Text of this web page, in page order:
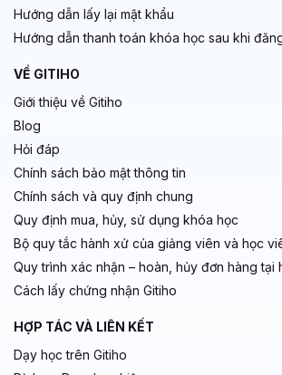
Hướng dẫn lấy lại mật khẩu
Hướng dẫn thanh toán khóa học sau khi
VỀ GITIHO
Giới thiệu về Gitiho
Blog
Hỏi đáp
Chính sách bảo mật thông tin
Chính sách và quy định chung
Quy định mua, hủy, sử dụng khóa học
Bộ quy tắc hành xử của giảng viên và học
Quy trình xác nhận – hoàn, hủy đơn hàng tại
Cách lấy chứng nhận Gitiho
HỢP TÁC VÀ LIÊN KẾT
Dạy học trên Gitiho